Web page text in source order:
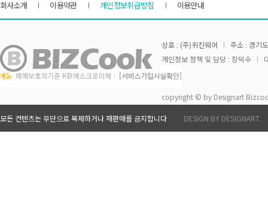
회사소개 이용약관 개인정보취급방침 이용안내
상호 : (주)퀴진웨어
주소 : 경기
개인정보 정책 및 담당 : 장덕수
copyright © by Designart
모든 컨텐츠는 무단으로 복제하거나 재판매를 금지합니다 DESIGN BY DESIGNART.